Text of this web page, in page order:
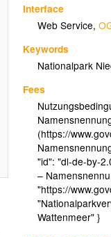
Interface
Web Service,
Keywords
Nationalpark
Fees
(https://
"id": "dl-de-by-
–
"https://
Wattenmeer" }